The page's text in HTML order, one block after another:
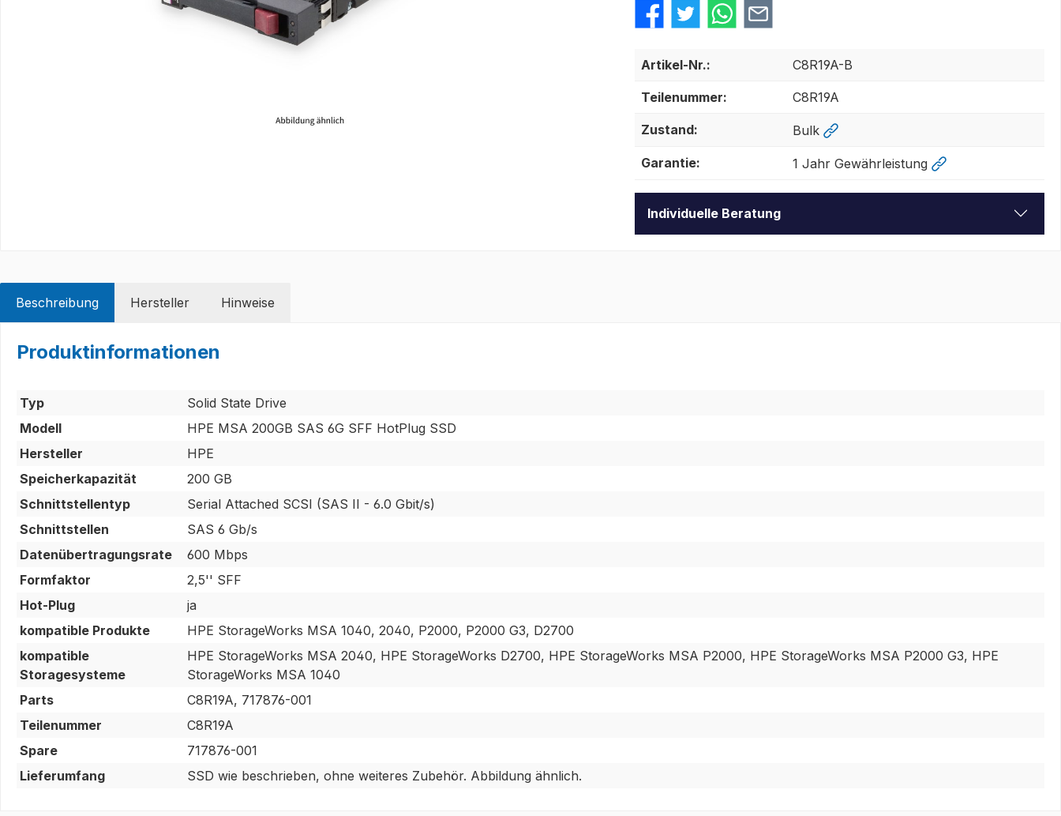
Artikel-Nr.: C8R19A-B
Teilenummer: C8R19A
Zustand: Bulk
Garantie: 1 Jahr Gewährleistung
Individuelle Beratung
Beschreibung Hersteller Hinweise
Produktinformationen
Typ
Solid State Drive
Modell
HPE MSA 200GB SAS 6G SFF HotPlug SSD
Hersteller
HPE
Speicherkapazität
200 GB
Schnittstellentyp
Serial Attached SCSI (SAS II - 6.0 Gbit/s)
Schnittstellen
SAS 6 Gb/s
Datenübertragungsrate
600 Mbps
Formfaktor
2,5'' SFF
Hot-Plug
ja
kompatible Produkte
HPE StorageWorks MSA 1040, 2040, P2000, P2000 G3, D2700
kompatible
Storagesysteme
HPE StorageWorks MSA 2040, HPE StorageWorks D2700, HPE StorageWorks MSA P2000, HPE StorageWorks MSA P2000 G3, HPE
StorageWorks MSA 1040
Parts
C8R19A, 717876-001
Teilenummer
C8R19A
Spare
717876-001
Lieferumfang
SSD wie beschrieben, ohne weiteres Zubehör. Abbildung ähnlich.